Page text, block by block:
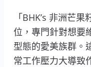
「BHK’s 非洲芒
位，專門針對想要
型態的愛美族群。
常工作壓力大導致